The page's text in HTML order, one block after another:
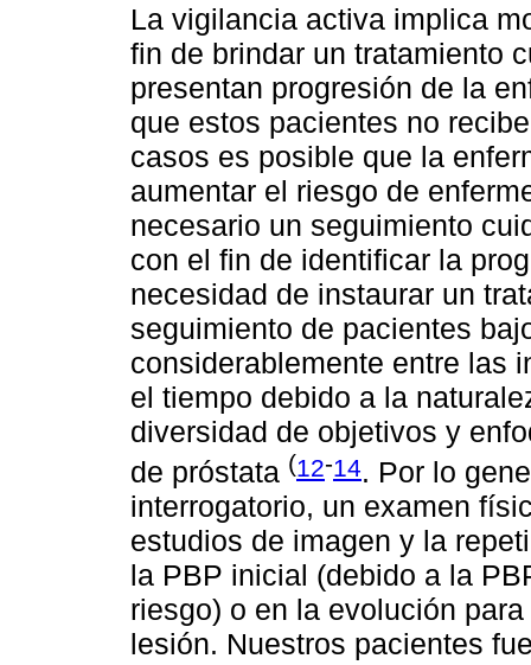
La vigilancia activa implica
fin de brindar un tratamiento
presentan progresión de la
que estos pacientes no
casos es posible que la
aumentar el riesgo de
necesario un seguimiento
con el fin de identificar la
necesidad de instaurar un
seguimiento de pacientes
considerablemente entre las
el tiempo debido a la
diversidad de objetivos y
de próstata (12-14. Por lo
interrogatorio, un examen
estudios de imagen y la
la PBP inicial (debido a la
riesgo) o en la evolución
lesión. Nuestros pacientes